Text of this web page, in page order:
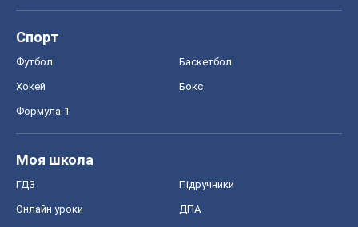
Спорт
Футбол Баскетбол
Хокей Бокс
Формула-1
Моя школа
ГДЗ Підручники
Онлайн уроки ДПА